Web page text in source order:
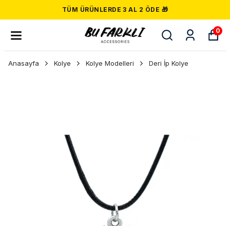
TÜM ÜRÜNLERDE 3 AL 2 ÖDE 🎁
0
Anasayfa Kolye Kolye Modelleri Deri İp Kolye